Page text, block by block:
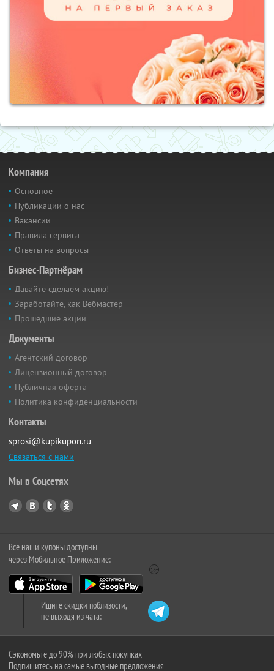
Компания
Основное
Публикации о нас
Вакансии
Правила сервиса
Ответы на вопросы
Бизнес-Партнёрам
Давайте сделаем акцию!
Заработайте, как Вебмастер
Прошедшие акции
Документы
Агентский договор
Лицензионный договор
Публичная оферта
Политика конфиденциальности
Контакты
sprosi@kupikupon.ru
Связаться с нами
Мы в Соцсетях
Все наши купоны доступны
через Мобильное Приложение:
Ищите скидки поблизости,
не выходя из чата:
Сэкономьте до 90% при любых покупках
Подпишитесь на самые выгодные предложения